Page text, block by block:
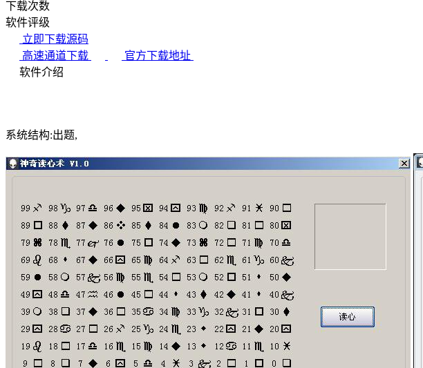
下载次数
软件评级
立即下载源码
高速通道下载
官方下载地址
软件介绍
系统结构:出题,